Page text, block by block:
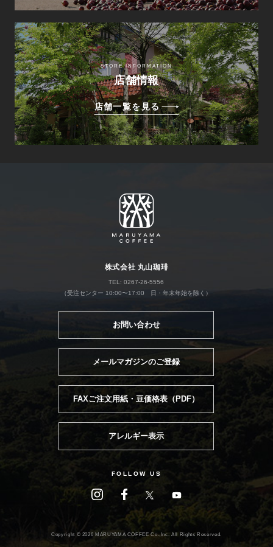
STORE INFORMATION
店舗情報
店舗一覧を見る
株式会社 丸山珈琲
TEL: 0267-26-5556
（受注センター 10:00〜17:00 日・年末年始を除く）
お問い合わせ
メールマガジンのご登録
FAXご注文用紙・豆価格表（PDF）
アレルギー表示
FOLLOW US
Copyright © 2026 MARUYAMA COFFEE Co.,Inc. All Rights Reserved.